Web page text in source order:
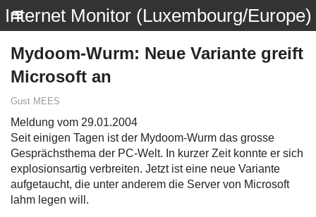
Internet Monitor (Luxembourg/Europe)
Mydoom-Wurm: Neue Variante greift
Microsoft an
Gust MEES
Meldung vom 29.01.2004
Seit einigen Tagen ist der Mydoom-Wurm das grosse
Gesprächsthema der PC-Welt. In kurzer Zeit konnte er sich
explosionsartig verbreiten. Jetzt ist eine neue Variante
aufgetaucht, die unter anderem die Server von Microsoft
lahm legen will.